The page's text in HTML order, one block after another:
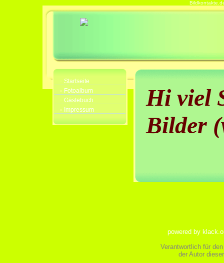
Startseite
Fotoalbum
Gästebuch
Impressum
Hi viel
Bilder
powered by
Verantwortlich für
der Autor